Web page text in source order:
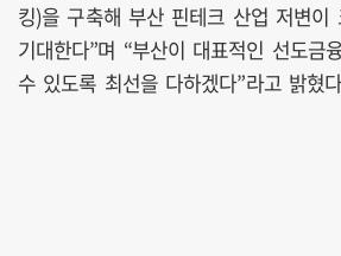
킹)을 구축해 부산 핀테크 산업 저변이
기대한다”며 “부산이 대표적인 선도금
수 있도록 최선을 다하겠다”라고 밝혔